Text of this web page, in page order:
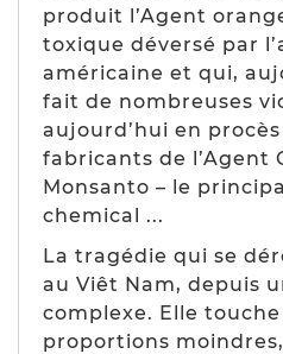
produit l’Agent
toxique déversé par
américaine et qui,
fait de nombreuses
aujourd’hui en
fabricants de l’Agent
Monsanto – le
chemical ...
La tragédie qui se
au Viêt Nam, depuis
complexe. Elle
proportions